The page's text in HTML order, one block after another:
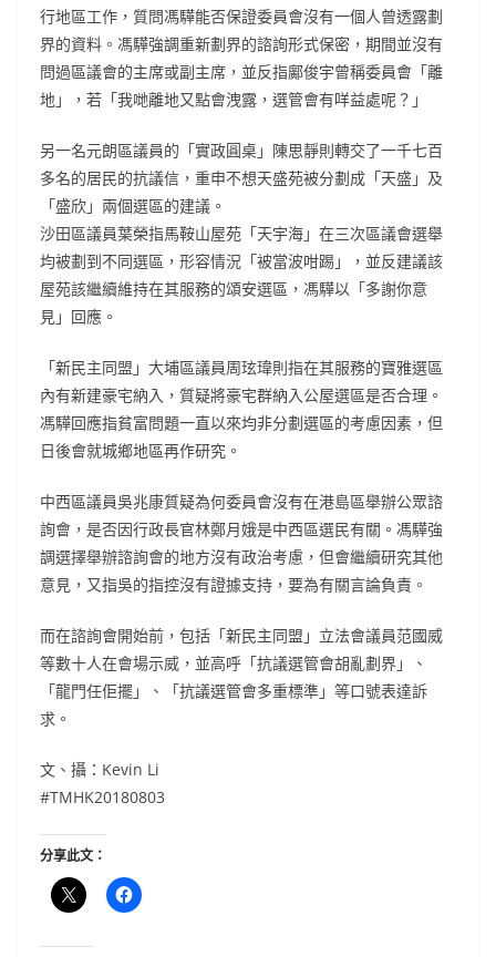
行地區工作，質問馮驊能否保證委員會沒有一個人曾透露劃
界的資料。馮驊強調重新劃界的諮詢形式保密，期間並沒有
問過區議會的主席或副主席，並反指鄺俊宇曾稱委員會「離
地」，若「我哋離地又點會洩露，選管會有咩益處呢？」
另一名元朗區議員的「實政圓桌」陳思靜則轉交了一千七百
多名的居民的抗議信，重申不想天盛苑被分劃成「天盛」及
「盛欣」兩個選區的建議。
沙田區議員葉榮指馬鞍山屋苑「天宇海」在三次區議會選舉
均被劃到不同選區，形容情況「被當波咁踢」，並反建議該
屋苑該繼續維持在其服務的頌安選區，馮驊以「多謝你意
見」回應。
「新民主同盟」大埔區議員周玹瑋則指在其服務的寶雅選區
內有新建豪宅納入，質疑將豪宅群納入公屋選區是否合理。
馮驊回應指貧富問題一直以來均非分劃選區的考慮因素，但
日後會就城鄉地區再作研究。
中西區議員吳兆康質疑為何委員會沒有在港島區舉辦公眾諮
詢會，是否因行政長官林鄭月娥是中西區選民有關。馮驊強
調選擇舉辦諮詢會的地方沒有政治考慮，但會繼續研究其他
意見，又指吳的指控沒有證據支持，要為有關言論負責。
而在諮詢會開始前，包括「新民主同盟」立法會議員范國威
等數十人在會場示威，並高呼「抗議選管會胡亂劃界」、
「龍門任佢擺」、「抗議選管會多重標準」等口號表達訴
求。
文、攝：Kevin Li
#TMHK20180803
分享此文：